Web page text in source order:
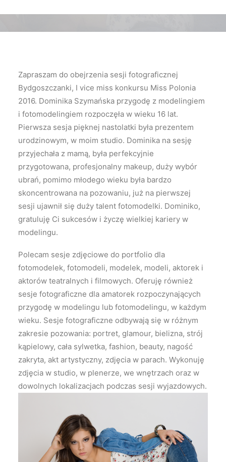
Zapraszam do obejrzenia sesji fotograficznej
Bydgoszczanki, I vice miss konkursu Miss Polonia
2016. Dominika Szymańska przygodę z modelingiem
i fotomodelingiem rozpoczęła w wieku 16 lat.
Pierwsza sesja pięknej nastolatki była prezentem
urodzinowym, w moim studio. Dominika na sesję
przyjechała z mamą, była perfekcyjnie
przygotowana, profesjonalny makeup, duży wybór
ubrań, pomimo młodego wieku była bardzo
skoncentrowana na pozowaniu, już na pierwszej
sesji ujawnił się duży talent fotomodelki. Dominiko,
gratuluję Ci sukcesów i życzę wielkiej kariery w
modelingu.
Polecam sesje zdjęciowe do portfolio dla
fotomodelek, fotomodeli, modelek, modeli, aktorek i
aktorów teatralnych i filmowych. Oferuję również
sesje fotograficzne dla amatorek rozpoczynających
przygodę w modelingu lub fotomodelingu, w każdym
wieku. Sesje fotograficzne odbywają się w różnym
zakresie pozowania: portret, glamour, bielizna, strój
kąpielowy, cała sylwetka, fashion, beauty, nagość
zakryta, akt artystyczny, zdjęcia w parach. Wykonuję
zdjęcia w studio, w plenerze, we wnętrzach oraz w
dowolnych lokalizacjach podczas sesji wyjazdowych.